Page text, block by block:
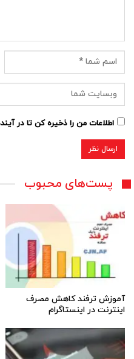
اطلاعات من را ذخیره کن تا در
پست‌های محبوب
آموزش ترفند کاهش مصرف
اینترنت در اینستاگرام